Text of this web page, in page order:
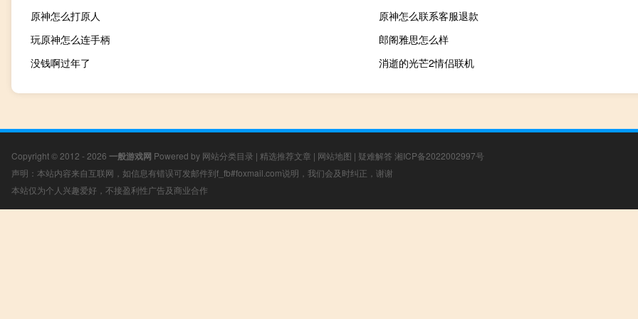
原神怎么打原人
原神怎么联系客服退款
玩原神怎么连手柄
郎阁雅思怎么样
没钱啊过年了
消逝的光芒2情侣联机
Copyright © 2012 - 2026 一般游戏网 Powered by 网站分类目录 | 精选推荐文章 | 网站地图 | 疑难解答 湘ICP备2022002997号
声明：本站内容来自互联网，如信息有错误可发邮件到f_fb#foxmail.com说明，我们会及时纠正，谢谢
本站仅为个人兴趣爱好，不接盈利性广告及商业合作